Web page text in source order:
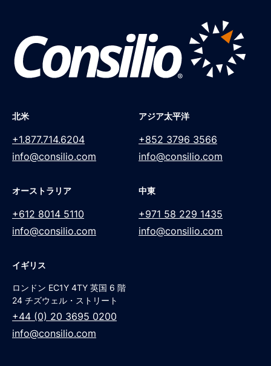
北米
+1.877.714.6204
info@consilio.com
アジア太平洋
+852 3796 3566
info@consilio.com
オーストラリア
+612 8014 5110
info@consilio.com
中東
+971 58 229 1435
info@consilio.com
イギリス
ロンドン EC1Y 4TY 英国 6 階
24 チズウェル・ストリート
+44 (0) 20 3695 0200
info@consilio.com